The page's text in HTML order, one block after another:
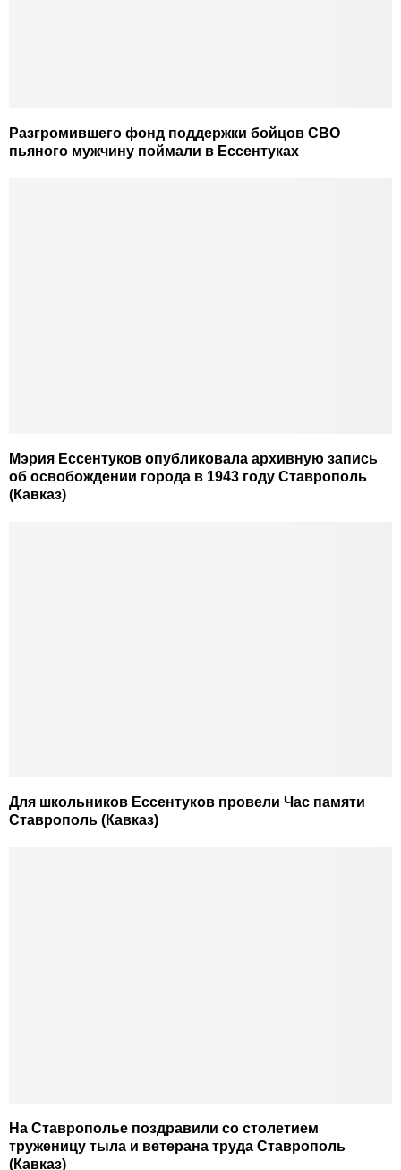
Разгромившего фонд поддержки бойцов СВО
пьяного мужчину поймали в Ессентуках
Мэрия Ессентуков опубликовала архивную запись
об освобождении города в 1943 году Ставрополь
(Кавказ)
Для школьников Ессентуков провели Час памяти
Ставрополь (Кавказ)
На Ставрополье поздравили со столетием
труженицу тыла и ветерана труда Ставрополь
(Кавказ)